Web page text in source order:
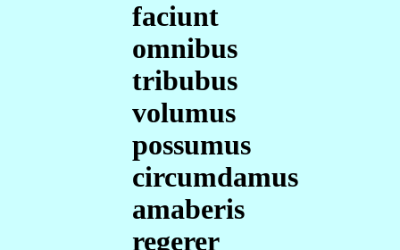
faciunt
omnibus
tribubus
volumus
possumus
circumdamus
amaberis
regerer